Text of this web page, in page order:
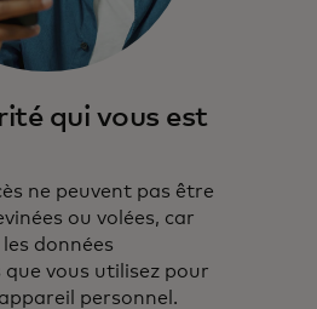
qui vous est
ne peuvent pas être
ou volées, car
données
vous utilisez pour
personnel.